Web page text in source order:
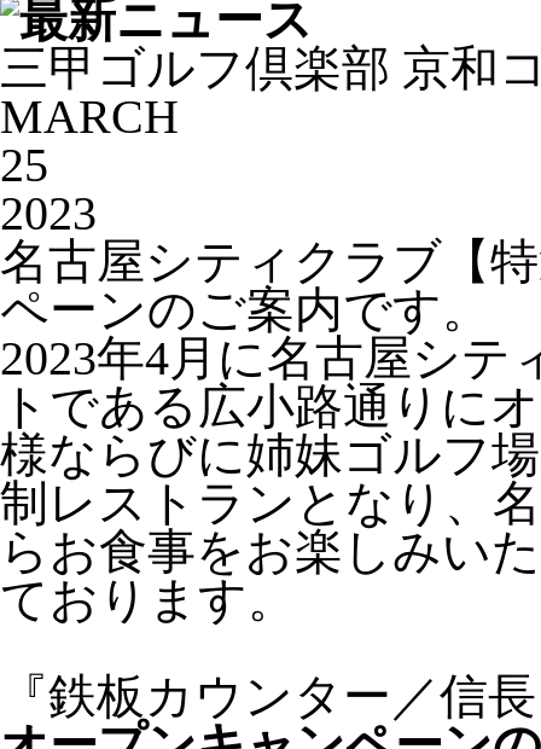
三甲ゴルフ倶楽部 京和
MARCH
25
2023
名古屋シティクラブ【
ペーンのご案内です。
2023年4月に名古屋シ
トである広小路通りに
様ならびに姉妹ゴルフ
制レストランとなり、
らお食事をお楽しみい
ております。
『鉄板カウンター／信